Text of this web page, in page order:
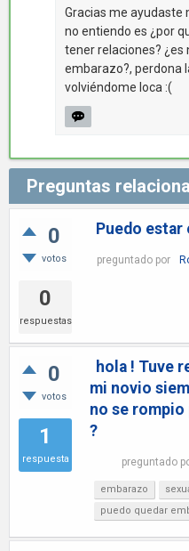
Gracias me ayudaste
no entiendo es ¿por
tener relaciones? ¿es
embarazo?, perdona
volviéndome loca :(
Preguntas
0
votos
0
respuestas
Puedo estar
preguntado por
0
votos
1
respuesta
hola ! Tuve
mi novio
no se rompio
?
preguntado
embarazo
puedo quedar